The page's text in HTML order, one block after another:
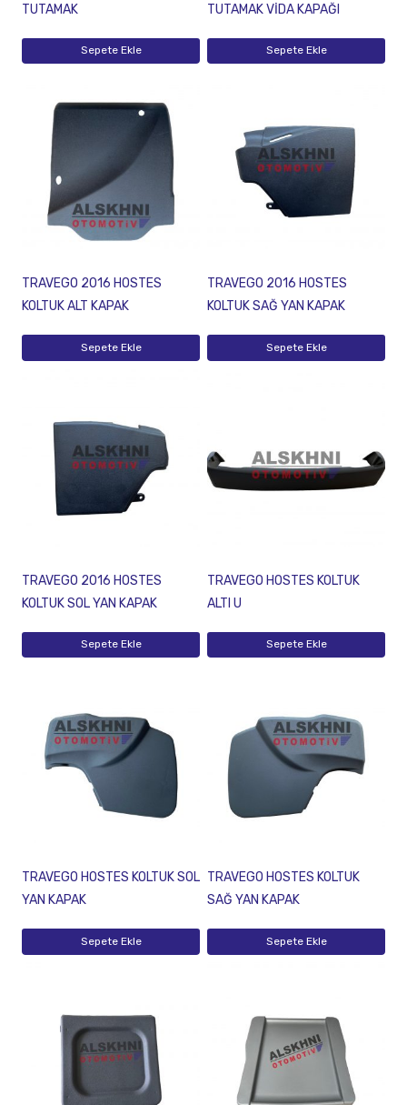
TUTAMAK
Sepete Ekle
TUTAMAK VİDA KAPAĞI
Sepete Ekle
TRAVEGO 2016 HOSTES
KOLTUK ALT KAPAK
Sepete Ekle
TRAVEGO 2016 HOSTES
KOLTUK SAĞ YAN KAPAK
Sepete Ekle
TRAVEGO 2016 HOSTES
KOLTUK SOL YAN KAPAK
Sepete Ekle
TRAVEGO HOSTES KOLTUK
ALTI U
Sepete Ekle
TRAVEGO HOSTES KOLTUK SOL
YAN KAPAK
Sepete Ekle
TRAVEGO HOSTES KOLTUK
SAĞ YAN KAPAK
Sepete Ekle